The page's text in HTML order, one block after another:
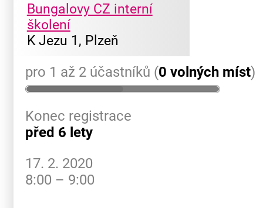
Bungalovy CZ interní
školení
K Jezu 1, Plzeň
pro 1 až 2 účastníků (0 volných míst)
Konec registrace
před 6 lety
17. 2. 2020
8:00 – 9:00